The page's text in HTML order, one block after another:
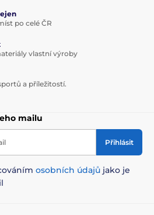
po celé ČR
vlastní výroby
a příležitostí.
mailu
Přihlásit
osobních údajů jako je